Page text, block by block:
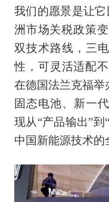
我们的愿景是让
洲市场关税政策
双技术路线，三
性，可灵活适配
在德国法兰克福
固态电池、新一
现从“产品输出”
中国新能源技术的